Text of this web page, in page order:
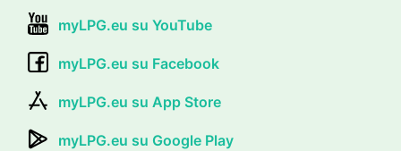
myLPG.eu su YouTube
myLPG.eu su Facebook
myLPG.eu su App Store
myLPG.eu su Google Play